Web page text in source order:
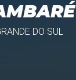
DO SUL